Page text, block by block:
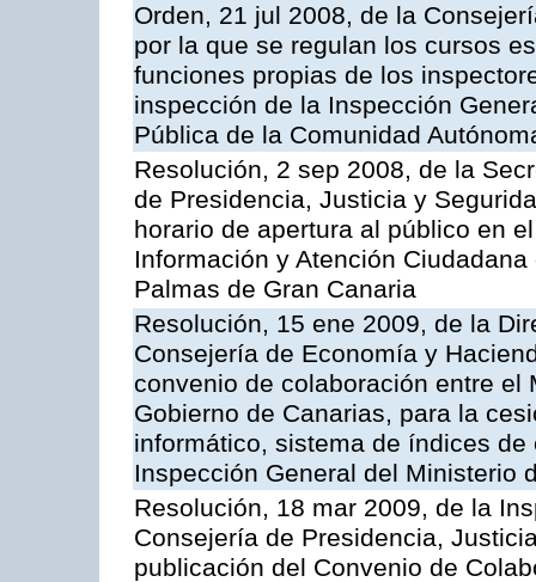
Orden, 21 jul 2008, de la
por la que se regulan los cursos
funciones propias de los
inspección de la Inspección
Pública de la Comunidad
Resolución, 2 sep 2008, de la
de Presidencia, Justicia y
horario de apertura al público en
Información y Atención
Palmas de Gran Canaria
Resolución, 15 ene 2009, de la
Consejería de Economía y
convenio de colaboración entre
Gobierno de Canarias, para la
informático, sistema de índices
Inspección General del Ministerio
Resolución, 18 mar 2009, de la
Consejería de Presidencia,
publicación del Convenio de